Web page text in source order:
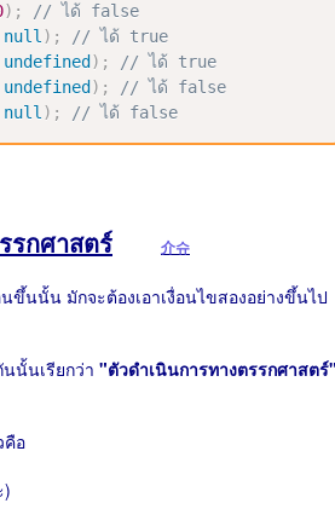
) ;
// ได้ false
null ) ;
// ได้ true
undefined ) ;
// ได้ true
undefined ) ;
// ได้ false
null ) ; // ได้ false
รกศาสตร์ 介슈
ขึ้นนั้น มักจะต้องเอาเงื่อนไขสองอย่างขึ้นไป
นั้นเรียกว่า "ตัวดำเนินการทางตรรกศาสตร์
คือ